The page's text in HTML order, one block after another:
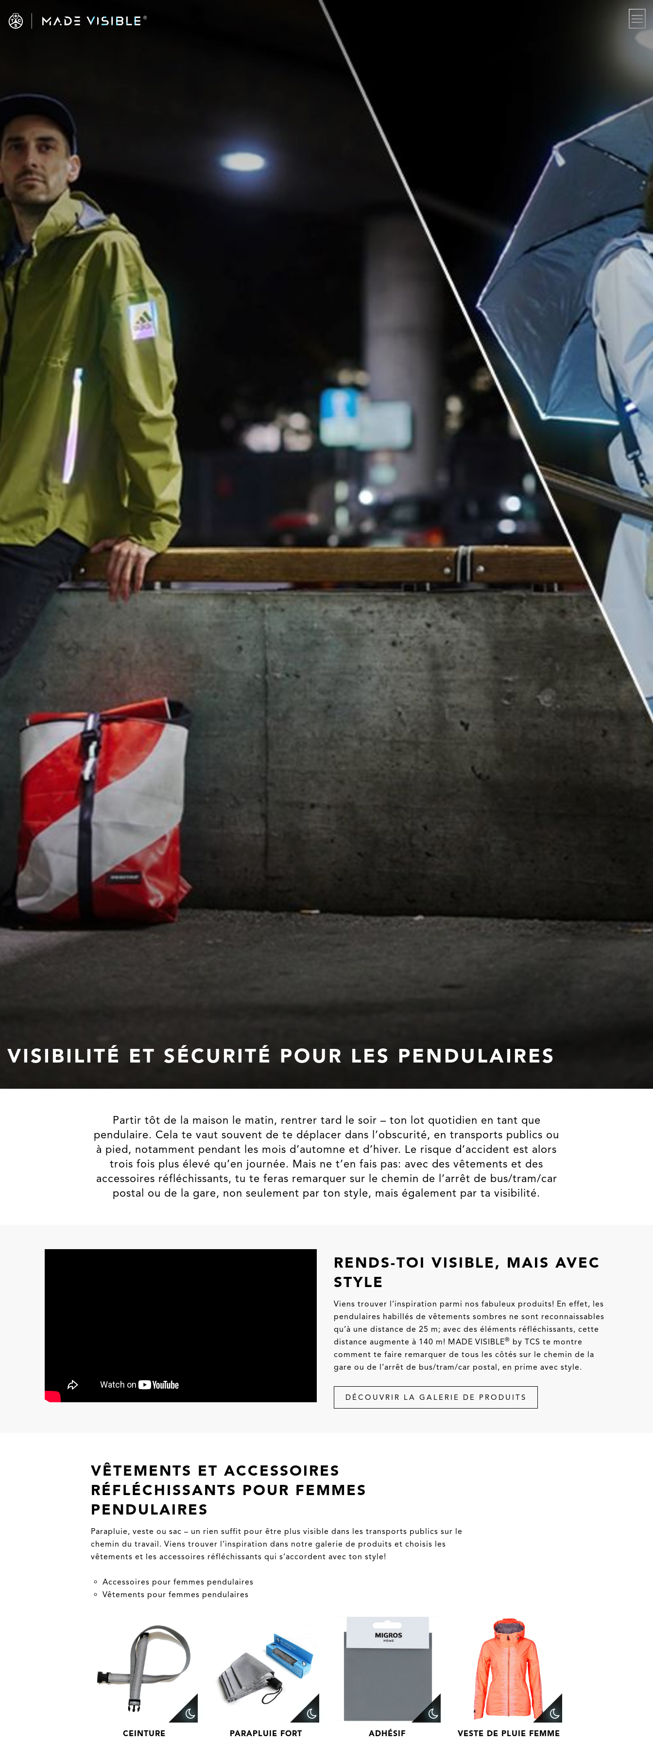
VISIBILITÉ ET SÉCURITÉ POUR LES PENDULAIRES
Partir tôt de la maison le matin, rentrer tard le soir – ton lot quotidien en tant que
pendulaire. Cela te vaut souvent de te déplacer dans l’obscurité, en transports publics ou
à pied, notamment pendant les mois d’automne et d’hiver. Le risque d’accident est alors
trois fois plus élevé qu’en journée. Mais ne t’en fais pas: avec des vêtements et des
accessoires réfléchissants, tu te feras remarquer sur le chemin de l’arrêt de bus/tram/car
postal ou de la gare, non seulement par ton style, mais également par ta visibilité.
RENDS-TOI VISIBLE, MAIS AVEC
STYLE
Viens trouver l’inspiration parmi nos fabuleux produits! En effet, les
pendulaires habillés de vêtements sombres ne sont reconnaissables
qu’à une distance de 25 m; avec des éléments réfléchissants, cette
distance augmente à 140 m! MADE VISIBLE® by TCS te montre
comment te faire remarquer de tous les côtés sur le chemin de la
gare ou de l’arrêt de bus/tram/car postal, en prime avec style.
DÉCOUVRIR LA GALERIE DE PRODUITS
VÊTEMENTS ET ACCESSOIRES
RÉFLÉCHISSANTS POUR FEMMES
PENDULAIRES
Parapluie, veste ou sac – un rien suffit pour être plus visible dans les transports publics sur le
chemin du travail. Viens trouver l’inspiration dans notre galerie de produits et choisis les
vêtements et les accessoires réfléchissants qui s’accordent avec ton style!
Accessoires pour femmes pendulaires
Vêtements pour femmes pendulaires
CEINTURE PARAPLUIE FORT ADHÉSIF VESTE DE PLUIE FEMME